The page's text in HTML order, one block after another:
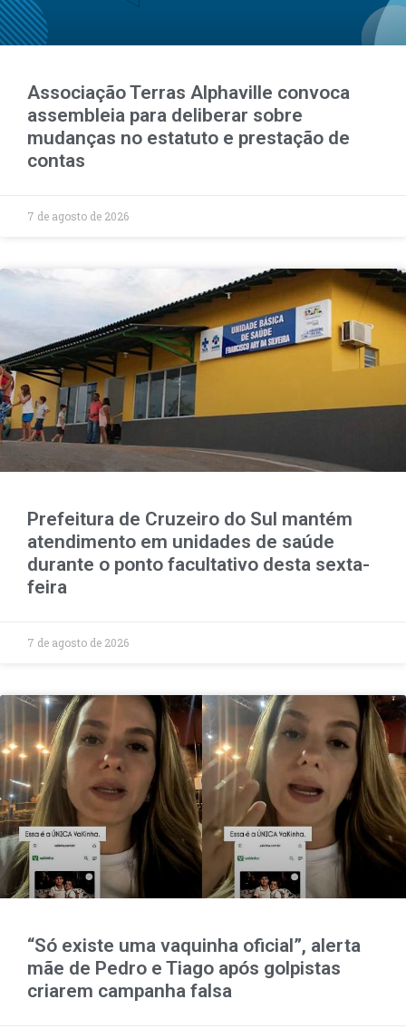
Associação Terras Alphaville convoca
assembleia para deliberar sobre
mudanças no estatuto e prestação de
contas
7 de agosto de 2026
Prefeitura de Cruzeiro do Sul mantém
atendimento em unidades de saúde
durante o ponto facultativo desta sexta-
feira
7 de agosto de 2026
“Só existe uma vaquinha oficial”, alerta
mãe de Pedro e Tiago após golpistas
criarem campanha falsa